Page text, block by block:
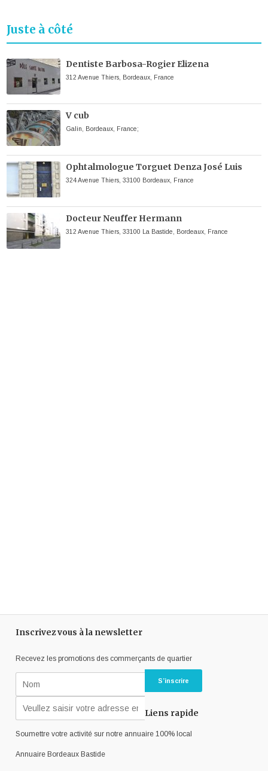
Juste à côté
Dentiste Barbosa-Rogier Elizena
312 Avenue Thiers, Bordeaux, France
V cub
Galin, Bordeaux, France;
Ophtalmologue Torguet Denza José Luis
324 Avenue Thiers, 33100 Bordeaux, France
Docteur Neuffer Hermann
312 Avenue Thiers, 33100 La Bastide, Bordeaux, France
Inscrivez vous à la newsletter
Recevez les promotions des commerçants de quartier
Liens rapide
Soumettre votre activité sur notre annuaire 100% local
Annuaire Bordeaux Bastide